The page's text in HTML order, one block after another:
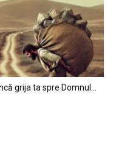
grija ta spre Domnul…